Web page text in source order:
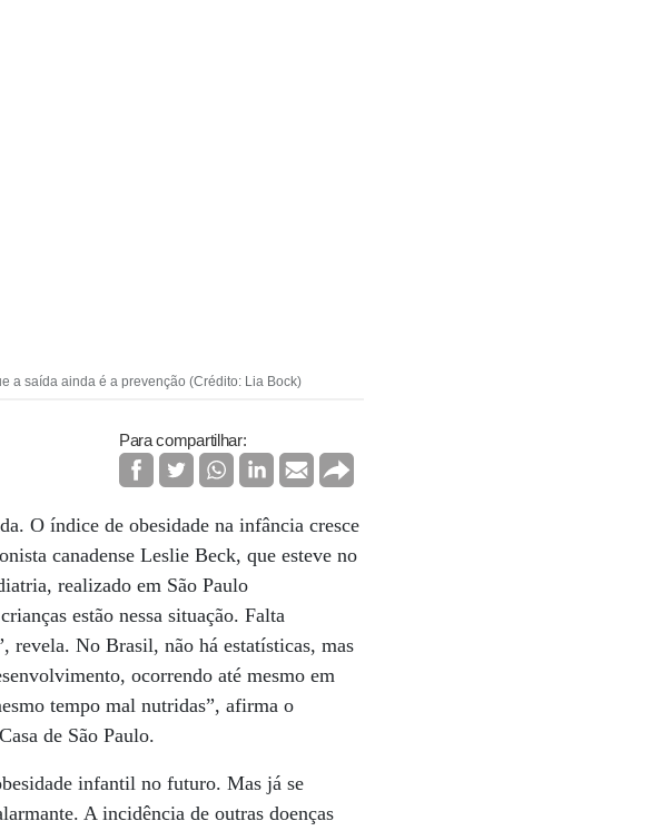
a saída ainda é a prevenção (Crédito: Lia Bock)
Para compartilhar:
O índice de obesidade na infância cresce
canadense Leslie Beck, que esteve no
realizado em São Paulo
estão nessa situação. Falta
revela. No Brasil, não há estatísticas, mas
ocorrendo até mesmo em
tempo mal nutridas”, afirma o
de São Paulo.
infantil no futuro. Mas já se
A incidência de outras doenças